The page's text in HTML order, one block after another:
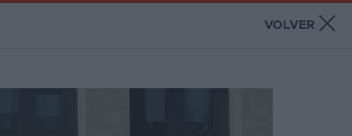
VOLVER ×